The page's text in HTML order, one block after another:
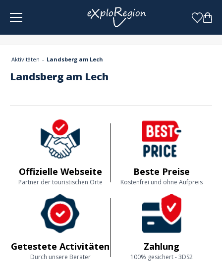
Aktivitäten Landsberg am Lech
Landsberg am Lech
Offizielle Webseite
Partner der touristischen Orte
Beste Preise
Kostenfrei und ohne Aufpreis
Getestete Activitäten
Durch unsere Berater
Zahlung
100% gesichert - 3DS2